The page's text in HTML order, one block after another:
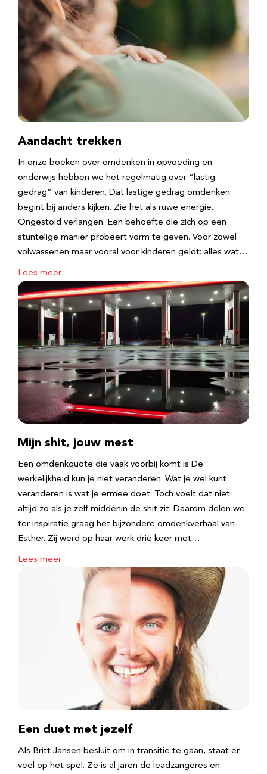
Aandacht trekken
In onze boeken over omdenken in opvoeding en
onderwijs hebben we het regelmatig over “lastig
gedrag” van kinderen. Dat lastige gedrag omdenken
begint bij anders kijken. Zie het als ruwe energie.
Ongestold verlangen. Een behoefte die zich op een
stuntelige manier probeert vorm te geven. Voor zowel
volwassenen maar vooral voor kinderen geldt: alles wat…
Lees meer
Mijn shit, jouw mest
Een omdenkquote die vaak voorbij komt is De
werkelijkheid kun je niet veranderen. Wat je wel kunt
veranderen is wat je ermee doet. Toch voelt dat niet
altijd zo als je zelf middenin de shit zit. Daarom delen we
ter inspiratie graag het bijzondere omdenkverhaal van
Esther. Zij werd op haar werk drie keer met…
Lees meer
Een duet met jezelf
Als Britt Jansen besluit om in transitie te gaan, staat er
veel op het spel. Ze is al jaren de leadzangeres en